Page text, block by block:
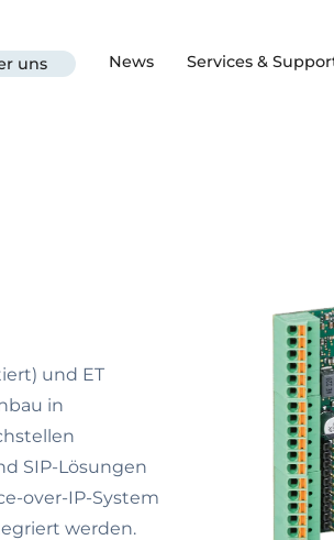
uns News Services &
und ET
in
SIP-Lösungen
over-IP-System
werden.